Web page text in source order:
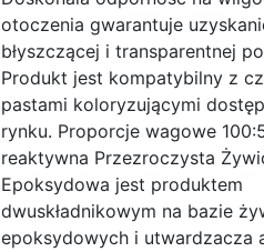
otoczenia gwarantuje
błyszczącej i transparentnej
Produkt jest kompatybilny z
pastami koloryzującymi
rynku. Proporcje wagowe
reaktywna Przezroczysta
Epoksydowa jest produktem
dwuskładnikowym na bazie
epoksydowych i utwardzacza